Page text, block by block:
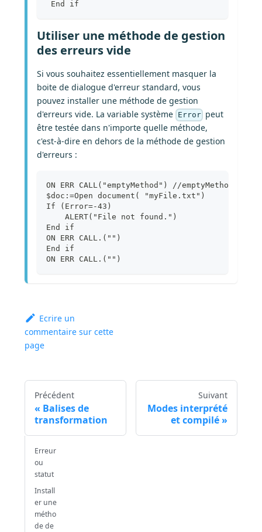
End if
Utiliser une méthode de gestion
des erreurs vide
Si vous souhaitez essentiellement masquer la
boite de dialogue d'erreur standard, vous
pouvez installer une méthode de gestion
d'erreurs vide. La variable système Error peut
être testée dans n'importe quelle méthode,
c'est-à-dire en dehors de la méthode de gestion
d'erreurs :
ON ERR CALL("emptyMethod") //emptyMethod
$doc:=Open document( "myFile.txt")
If (Error=-43)
    ALERT("File not found.")
End if
ON ERR CALL.("")
End if
ON ERR CALL.("")
Ecrire un
commentaire sur cette
page
Précédent
Balises de
transformation
Suivant
Modes interprété
et compilé
Erreur
ou
statut
Install
er une
métho
de de